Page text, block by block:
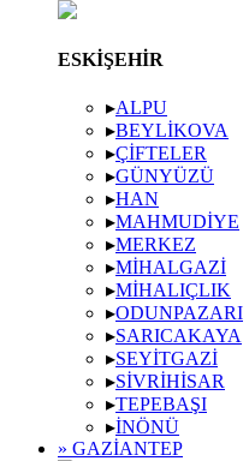
ESKIŞEHIR
▸ALPU
▸BEYLIKOVA
▸ÇIFTELER
▸GÜNYÜZÜ
▸HAN
▸MAHMUDIYE
▸MERKEZ
▸MIHALGAZI
▸MIHALIÇLIK
▸ODUNPAZARI
▸SARICAKAYA
▸SEYITGAZI
▸SIVRIHISAR
▸TEPEBAŞI
▸İNÖNÜ
» GAZIANTEP